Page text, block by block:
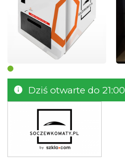
Dziś otwarte do 21:00